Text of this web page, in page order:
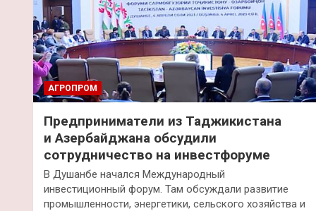
АГРОПРОМ
Предприниматели из Таджикистана
и Азербайджана обсудили
сотрудничество на инвестфоруме
В Душанбе начался Международный
инвестиционный форум. Там обсуждали развитие
промышленности, энергетики, сельского хозяйства и